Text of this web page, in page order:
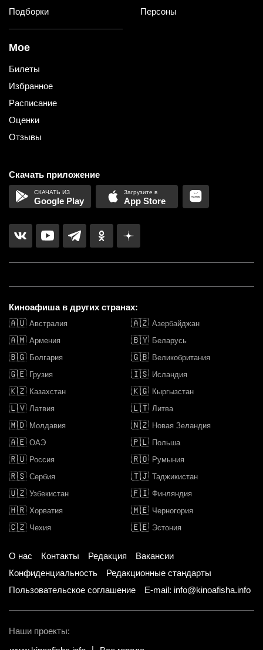
Подборки
Персоны
Мое
Билеты
Избранное
Расписание
Оценки
Отзывы
Скачать приложение
Google Play App Store
Киноафиша в других странах:
🇦🇺 Австралия 🇦🇿 Азербайджан
🇦🇲 Армения 🇧🇾 Беларусь
🇧🇬 Болгария 🇬🇧 Великобритания
🇬🇪 Грузия 🇮🇸 Исландия
🇰🇿 Казахстан 🇰🇬 Кыргызстан
🇱🇻 Латвия 🇱🇹 Литва
🇲🇩 Молдавия 🇳🇿 Новая Зеландия
🇦🇪 ОАЭ 🇵🇱 Польша
🇷🇺 Россия 🇷🇴 Румыния
🇷🇸 Сербия 🇹🇯 Таджикистан
🇺🇿 Узбекистан 🇫🇮 Финляндия
🇭🇷 Хорватия 🇲🇪 Черногория
🇨🇿 Чехия 🇪🇪 Эстония
О нас Контакты Редакция
Вакансии
Конфиденциальность
Редакционные стандарты
Пользовательское соглашение
E-mail: info@kinoafisha.info
Наши проекты: